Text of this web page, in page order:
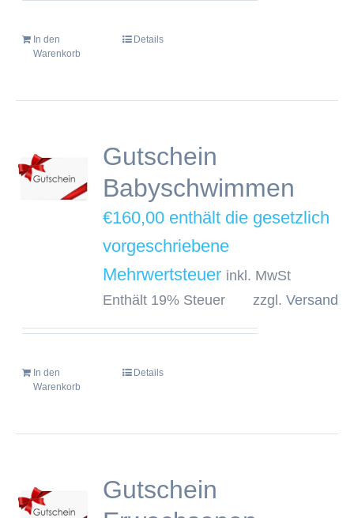
In den
Warenkorb
Details
Gutschein
Babyschwimmen
€160,00
inkl. MwSt
Enthält 19% Steuer zzgl. Versand
In den
Warenkorb
Details
Gutschein